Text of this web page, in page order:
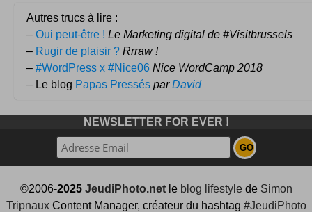
Autres trucs à lire :
– Oui peut-être ! Le Marketing digital de #Visitbrussels
– Rugir de plaisir ? Rrraw !
– #WordPress x #Nice06 Nice WordCamp 2018
– Le blog Papas Pressés parDavid
NEWSLETTER FOR EVER !
©2006-2025 JeudiPhoto.netle blog lifestylede Simon
TripnauxContent Manager, créateur du hashtag #JeudiPhoto